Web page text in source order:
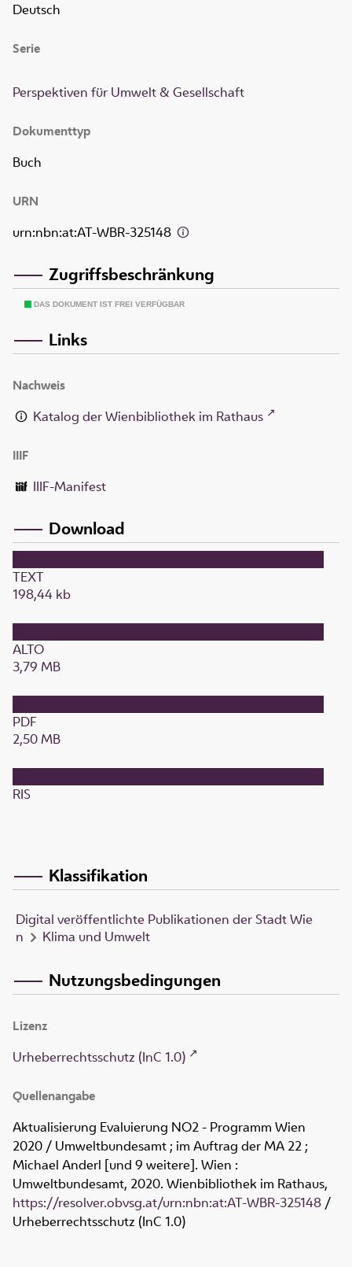
Deutsch
Serie
Perspektiven für Umwelt & Gesellschaft
Dokumenttyp
Buch
URN
urn:nbn:at:AT-WBR-325148
Zugriffsbeschränkung
DAS DOKUMENT IST FREI VERFÜGBAR
Links
Nachweis
Katalog der Wienbibliothek im Rathaus
IIIF
IIIF-Manifest
Download
TEXT
198,44 kb
ALTO
3,79 MB
PDF
2,50 MB
RIS
Klassifikation
Digital veröffentlichte Publikationen der Stadt Wie
n
Klima und Umwelt
Nutzungsbedingungen
Lizenz
Urheberrechtsschutz (InC 1.0)
Quellenangabe
Aktualisierung Evaluierung NO2 - Programm Wien
2020 / Umweltbundesamt ; im Auftrag der MA 22 ;
Michael Anderl [und 9 weitere]. Wien :
Umweltbundesamt, 2020. Wienbibliothek im Rathaus,
https://resolver.obvsg.at/urn:nbn:at:AT-WBR-325148 /
Urheberrechtsschutz (InC 1.0)